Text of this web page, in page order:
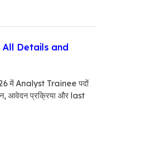
All Details and
में Analyst Trainee पदों
आवेदन प्रक्रिया और last